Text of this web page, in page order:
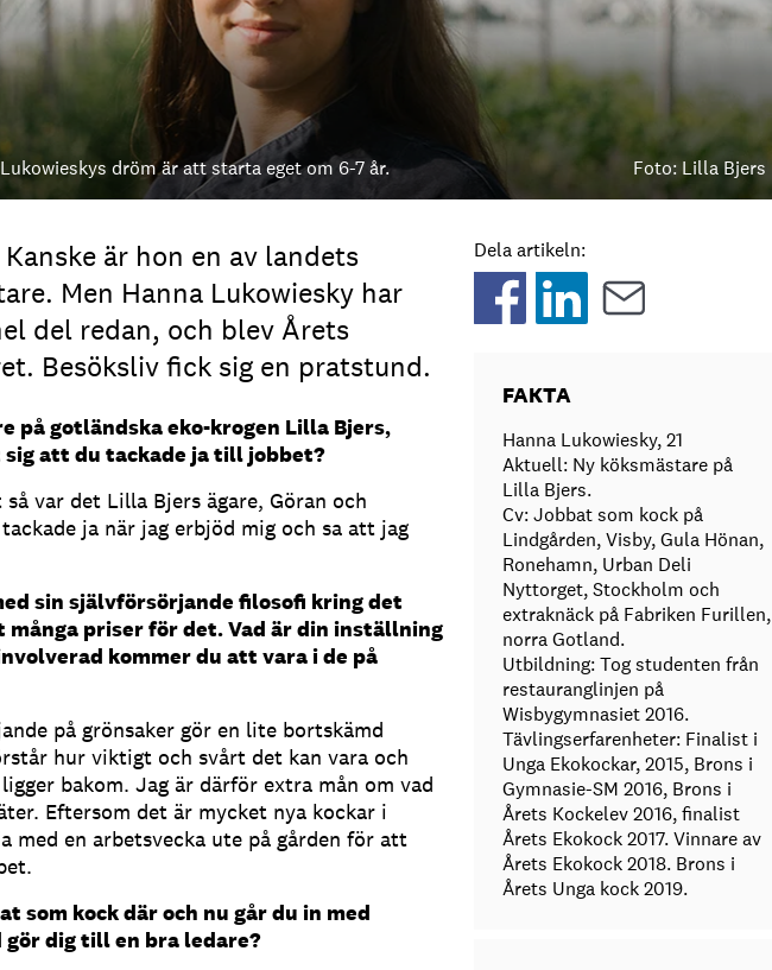
dröm är att starta eget om 6-7 år. Foto: Lilla Bjers
är hon en av landets
Men Hanna Lukowiesky har
del redan, och blev Årets
Besöksliv fick sig en pratstund.
på gotländska eko-krogen Lilla Bjers,
att du tackade ja till jobbet?
var det Lilla Bjers ägare, Göran och
ja när jag erbjöd mig och sa att jag
sin självförsörjande filosofi kring det
många priser för det. Vad är din inställning
kommer du att vara i de på
på grönsaker gör en lite bortskämd
hur viktigt och svårt det kan vara och
bakom. Jag är därför extra mån om vad
Eftersom det är mycket nya kockar i
med en arbetsvecka ute på gården för att
som kock där och nu går du in med
gör dig till en bra ledare?
Dela artikeln:
FAKTA
Hanna Lukowiesky, 21
Aktuell: Ny köksmästare på
Lilla Bjers.
Cv: Jobbat som kock på
Lindgården, Visby, Gula Hönan,
Ronehamn, Urban Deli
Nyttorget, Stockholm och
extraknäck på Fabriken Furillen,
norra Gotland.
Utbildning: Tog studenten från
restauranglinjen på
Wisbygymnasiet 2016.
Tävlingserfarenheter: Finalist i
Unga Ekokockar, 2015, Brons i
Gymnasie-SM 2016, Brons i
Årets Kockelev 2016, finalist
Årets Ekokock 2017. Vinnare av
Årets Ekokock 2018. Brons i
Årets Unga kock 2019.